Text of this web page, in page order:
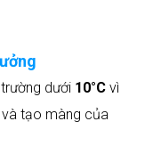
dưới 10°C vì
và tạo màng của